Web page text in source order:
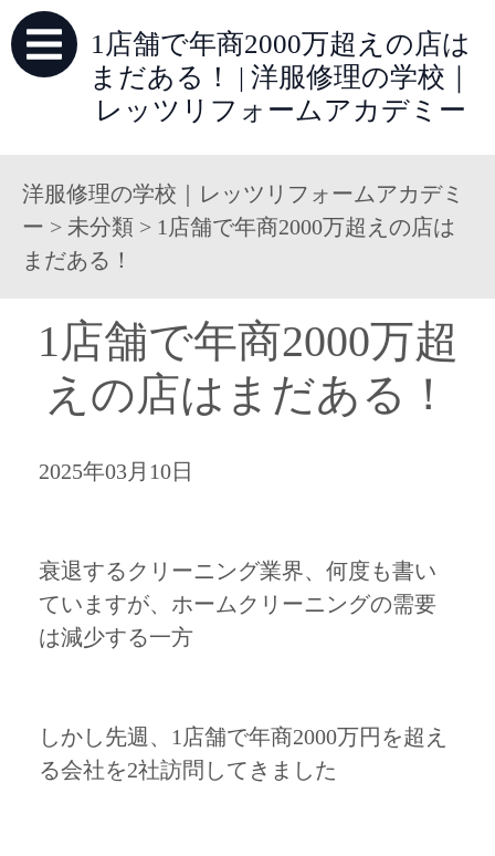
1店舗で年商2000万超えの店は
まだある！ | 洋服修理の学校｜
レッツリフォームアカデミー
洋服修理の学校｜レッツリフォームアカデミ
ー > 未分類 > 1店舗で年商2000万超えの店は
まだある！
1店舗で年商2000万超
えの店はまだある！
2025年03月10日
衰退するクリーニング業界、何度も書い
ていますが、ホームクリーニングの需要
は減少する一方
しかし先週、1店舗で年商2000万円を超え
る会社を2社訪問してきました